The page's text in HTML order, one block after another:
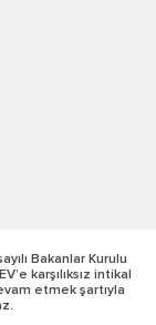
Bakanlar Kurulu
karşılıksız intikal
etmek şartıyla